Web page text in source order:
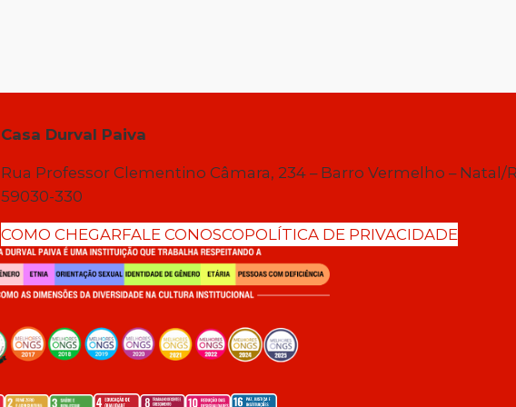
Casa Durval Paiva
Rua Professor Clementino Câmara, 234 – Barro Vermelho – Natal/
59030-330
COMO CHEGARFALE CONOSCOPOLÍTICA DE PRIVACIDADE